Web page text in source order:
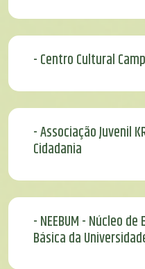
- Centro Cultural
- Associação Juvenil
Cidadania
- NEEBUM - Núcleo
Básica da